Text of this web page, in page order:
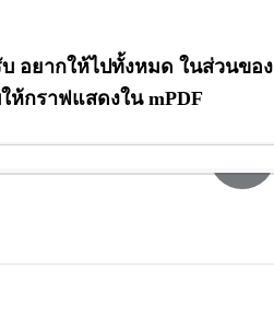
อยากให้ไปทั้งหมด ในส่วนของ
ห้กราฟแสดงใน mPDF